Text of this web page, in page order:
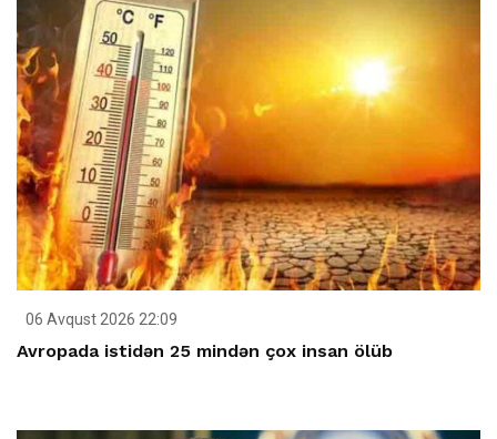
06 Avqust 2026 22:09
Avropada istidən 25 mindən çox insan ölüb